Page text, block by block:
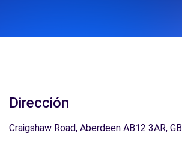
Dirección
Craigshaw Road, Aberdeen AB12 3AR, GB